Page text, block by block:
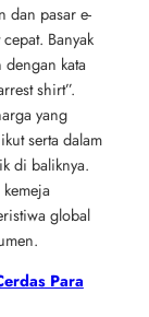
dan pasar e-
Banyak
kata
shirt”.
yang
serta dalam
di baliknya.
global
Para